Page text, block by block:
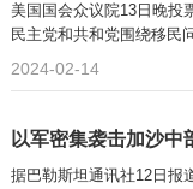
美国国会众议院13日晚投
民主党和共和党围绕移民
2024-02-14
以军密集袭击加沙中
据巴勒斯坦通讯社12日报